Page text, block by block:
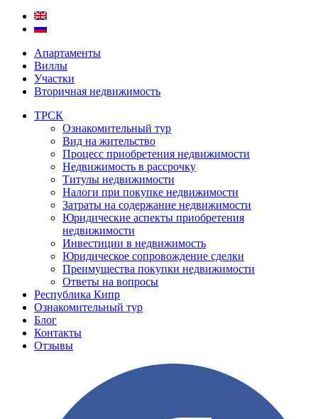
Апартаменты
Виллы
Участки
Вторичная недвижимость
ТРСК
Ознакомительный тур
Вид на жительство
Процесс приобретения недвижимости
Недвижимость в рассрочку
Титулы недвижимости
Налоги при покупке недвижимости
Затраты на содержание недвижимости
Юридические аспекты приобретения
недвижимости
Инвестиции в недвижимость
Юридическое сопровождение сделки
Преимущества покупки недвижимости
Ответы на вопросы
Республика Кипр
Ознакомительный тур
Блог
Контакты
Отзывы